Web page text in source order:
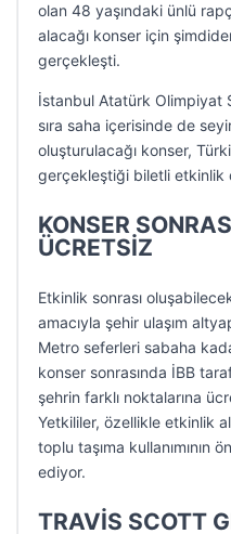
olan 48 yaşındaki ünlü
alacağı konser için
gerçekleşti.
İstanbul Atatürk Olimpiyat
sıra saha içerisinde de
oluşturulacağı konser,
gerçekleştiği biletli etkinlik
KONSER
ÜCRETSİZ
Etkinlik sonrası
amacıyla şehir ulaşım
Metro seferleri sabaha
konser sonrasında İBB
şehrin farklı noktalarına
Yetkililer, özellikle etkinlik
toplu taşıma kullanımının
ediyor.
TRAVİS SCOTT